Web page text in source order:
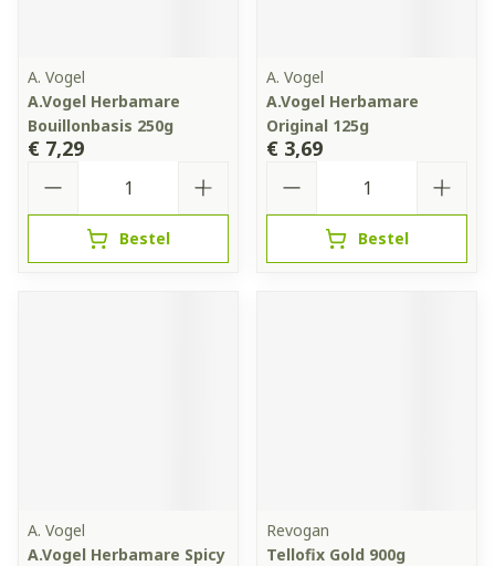
A. Vogel
A.Vogel Herbamare
Bouillonbasis 250g
€ 7,29
Bestel
A. Vogel
A.Vogel Herbamare
Original 125g
€ 3,69
Bestel
A. Vogel
A.Vogel Herbamare Spicy
Revogan
Tellofix Gold 900g